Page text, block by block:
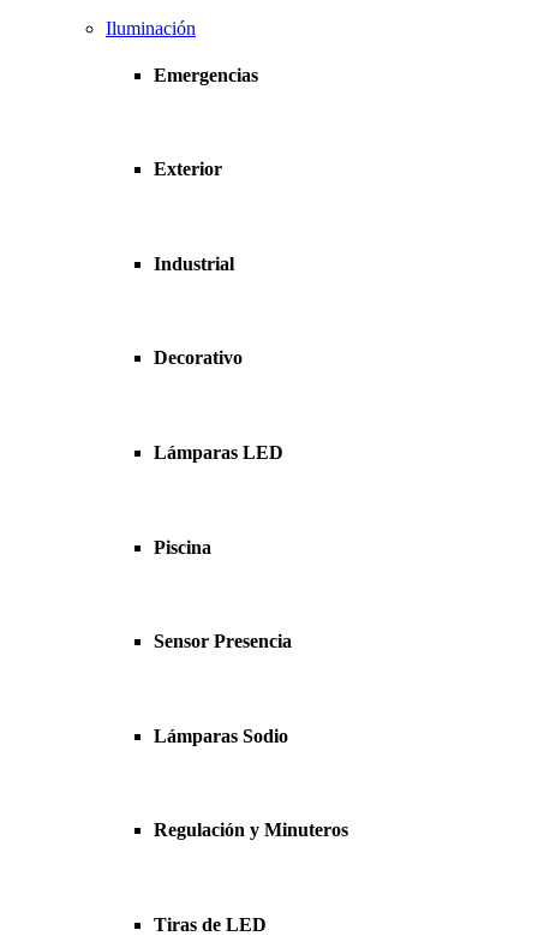
Iluminación
Emergencias
Exterior
Industrial
Decorativo
Lámparas LED
Piscina
Sensor Presencia
Lámparas Sodio
Regulación y Minuteros
Tiras de LED